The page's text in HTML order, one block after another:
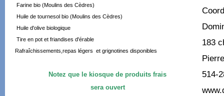
Farine bio (Moulins des Cèdres)
Huile de tournesol bio (Moulins des Cèdres)
Huile d'olive biologique
Tire en pot et friandises d'érable
Rafraîchissements,repas légers et grignotines disponibles
Notez que le kiosque de produits frais
sera ouvert
183
514-